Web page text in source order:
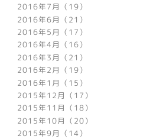
2016年7月（19）
2016年6月（21）
2016年5月（17）
2016年4月（16）
2016年3月（21）
2016年2月（19）
2016年1月（15）
2015年12月（17）
2015年11月（18）
2015年10月（20）
2015年9月（14）